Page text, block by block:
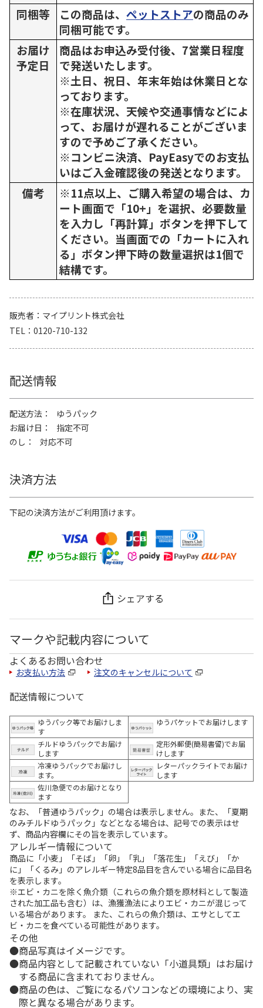
同梱等
この商品は、 ペットストアの商品のみ
同梱可能です。
お届け
予定日
商品はお申込み受付後、7営業日程度
で発送いたします。
※土日、祝日、年末年始は休業日とな
っております。
※在庫状況、天候や交通事情などによ
って、お届けが遅れることがございま
すので予めご了承ください。
※コンビニ決済、PayEasyでのお支払
いはご入金確認後の発送となります。
備考
※11点以上、ご購入希望の場合は、カ
ート画面で「10+」を選択、必要数量
を入力し「再計算」ボタンを押下して
ください。当画面での「カートに入れ
る」ボタン押下時の数量選択は1個で
結構です。
販売者
マイプリント株式会社
TEL
0120-710-132
配送情報
配送方法
ゆうパック
お届け日
指定不可
のし
対応不可
決済方法
下記の決済方法がご利用頂けます。
シェアする
マークや記載内容について
よくあるお問い合わせ
お支払い方法 注文のキャンセルについて
配送情報について
ゆうパック等でお届けしま
す
ゆうパケットでお届けします
チルドゆうパックでお届け
します
定形外郵便(簡易書留)でお届
けします
冷凍ゆうパックでお届けし
ます。
レターパックライトでお届け
します
佐川急便でのお届けとなり
ます
なお、「普通ゆうパック」の場合は表示しません。また、「夏期
のみチルドゆうパック」などとなる場合は、記号での表示はせ
ず、商品内容欄にその旨を表示しています。
アレルギー情報について
商品に「小麦」「そば」「卵」「乳」「落花生」「えび」「か
に」「くるみ」のアレルギー特定8品目を含んでいる場合に品目名
を表示します。
※エビ・カニを除く魚介類（これらの魚介類を原材料として製造
された加工品も含む）は、漁獲漁法によりエビ・カニが混じって
いる場合があります。 また、これらの魚介類は、エサとしてエ
ビ・カニを食べている可能性があります。
その他
商品写真はイメージです。
商品内容として記載されていない「小道具類」はお届け
する商品に含まれておりません。
商品の色は、ご覧になるパソコンなどの環境により、実
際と異なる場合があります。